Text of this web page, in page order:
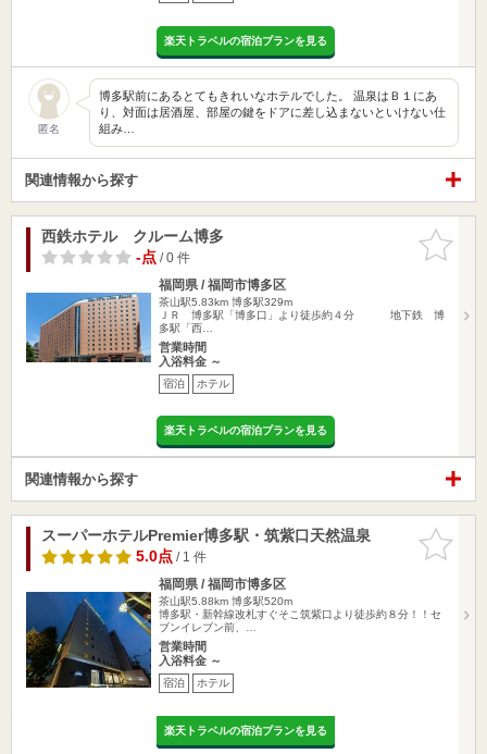
楽天トラベルの宿泊プランを見る
匿名
博多駅前にあるとてもきれいなホテルでした。 温泉はＢ１にあ
り、対面は居酒屋、部屋の鍵をドアに差し込まないといけない仕
組み…
関連情報から探す
お気に入
りに追加
西鉄ホテル クルーム博多
-点/ 0 件
福岡県 / 福岡市博多区
茶山駅5.83km 博多駅329m
ＪＲ 博多駅「博多口」より徒歩約４分 地下鉄 博
多駅「西…
営業時間
入浴料金 ～
宿泊 ホテル
楽天トラベルの宿泊プランを見る
関連情報から探す
お気に入
りに追加
スーパーホテルPremier博多駅・筑紫口天然温泉
5.0点/ 1 件
福岡県 / 福岡市博多区
茶山駅5.88km 博多駅520m
博多駅・新幹線改札すぐそこ筑紫口より徒歩約８分！！セ
ブンイレブン前、…
営業時間
入浴料金 ～
宿泊 ホテル
楽天トラベルの宿泊プランを見る